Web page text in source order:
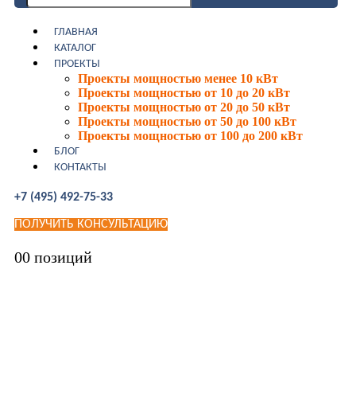
ГЛАВНАЯ
КАТАЛОГ
ПРОЕКТЫ
Проекты мощностью менее 10 кВт
Проекты мощностью от 10 до 20 кВт
Проекты мощностью от 20 до 50 кВт
Проекты мощностью от 50 до 100 кВт
Проекты мощностью от 100 до 200 кВт
БЛОГ
КОНТАКТЫ
+7 (495) 492-75-33
ПОЛУЧИТЬ КОНСУЛЬТАЦИЮ
00 позиций